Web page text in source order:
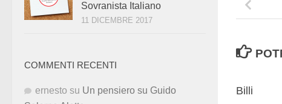
Billi
Sovranista Italiano
11 DICEMBRE 2017
COMMENTI RECENTI
ernesto su Un pensiero su Guido